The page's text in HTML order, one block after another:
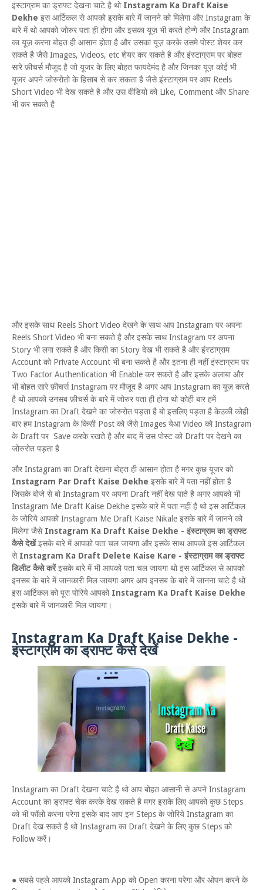
इंस्टाग्राम का ड्राफ्ट देखना चाटे है थो Instagram Ka Draft Kaise
Dekhe इस आर्टिकल से आपको इसके बारे में जानने को मिलेगा और Instagram के
बारे में थो आपको जोरुर पता ही होगा और इसका यूज़ भी करते होन्गे और Instagram
का यूज़ करना बोहत ही आसान होता है और उसका यूज़ करके उसमे पोस्ट शेयर कर
सकते है जैसे Images, Videos, etc शेयर कर सकते है और इंस्टाग्राम पर बोहत
सारे फ़ीचर्स मौजूद है जो यूजर के लिए बोहत फायदेमंद है और जिनका यूज़ कोई भी
यूजर अपने जोरुरोतो के हिसाब से कर सकता है जैसे इंस्टाग्राम पर आप Reels
Short Video भी देख सकते है और उस वीडियो को Like, Comment और Share
भी कर सकते है
और इसके साथ Reels Short Video देखने के साथ आप Instagram पर अपना
Reels Short Video भी बना सकते है और इसके साथ Instagram पर अपना
Story भी लगा सकते है और किसी का Story देख भी सकते है और इंस्टाग्राम
Account को Private Account भी बना सकते है और इतना ही नहीं इंस्टाग्राम पर
Two Factor Authentication भी Enable कर सकते है और इसके अलाबा और
भी बोहत सारे फ़ीचर्स Instagram पर मौजूद है अगर आप Instagram का यूज़ करते
है थो आपको उनसब फ़ीचर्स के बारे में जोरुर पता ही होगा थो कोही बार हमें
Instagram का Draft देखने का जोरुरोत पड़ता है बो इसलिए पड़ता है केउकी कोही
बार हम Instagram के किसी Post को जैसे Images येआ Video को Instagram
के Draft पर Save करके रखते है और बाद में उस पोस्ट को Draft पर देखने का
जोरुरोत पड़ता है
और Instagram का Draft देखना बोहत ही आसान होता है मगर कुछ यूजर को
Instagram Par Draft Kaise Dekhe इसके बारे में पता नहीं होता है
जिसके बोजे से बो Instagram पर अपना Draft नहीं देख पाते है अगर आपको भी
Instagram Me Draft Kaise Dekhe इसके बारे में पता नहीं है थो इस आर्टिकल
के जोरिये आपको Instagram Me Draft Kaise Nikale इसके बारे में जानने को
मिलेगा जैसे Instagram Ka Draft Kaise Dekhe - इंस्टाग्राम का ड्राफ्ट
कैसे देखेंइसके बारे में आपको पता चल जायगा और इसके साथ आपको इस आर्टिकल
से Instagram Ka Draft Delete Kaise Kare - इंस्टाग्राम का ड्राफ्ट
डिलीट कैसे करेंइसके बारे में भी आपको पता चल जायगा थो इस आर्टिकल से आपको
इनसब के बारे में जानकारी मिल जायगा अगर आप इनसब के बारे में जानना चाटे है थो
इस आर्टिकल को पूरा पोरिये आपको Instagram Ka Draft Kaise Dekhe
इसके बारे में जानकारी मिल जायगा।
Instagram Ka Draft Kaise Dekhe -
इंस्टाग्राम का ड्राफ्ट कैसे देखें
Instagram का Draft देखना चाटे है थो आप बोहत आसानी से अपने Instagram
Account का ड्राफ्ट चेक करके देख सकते है मगर इसके लिए आपको कुछ Steps
को भी फॉलो करना परेगा इसके बाद आप इन Steps के जोरिये Instagram का
Draft देख सकते है थो Instagram का Draft देखने के लिए कुछ Steps को
Follow करें।
● सबसे पहले आपको Instagram App को Open करना परेगा और ओपन करने के